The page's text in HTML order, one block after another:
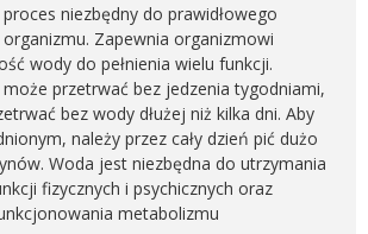
niezbędny do prawidłowego
Zapewnia organizmowi
wody do pełnienia wielu funkcji.
przetrwać bez jedzenia tygodniami,
bez wody dłużej niż kilka dni. Aby
należy przez cały dzień pić dużo
Woda jest niezbędna do utrzymania
fizycznych i psychicznych oraz
metabolizmu